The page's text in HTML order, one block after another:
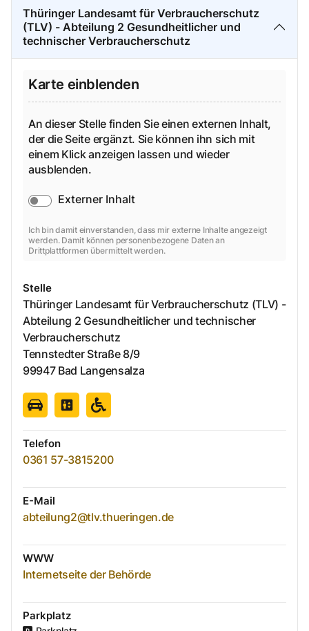
Thüringer Landesamt für Verbraucherschutz
(TLV) - Abteilung 2 Gesundheitlicher und
technischer Verbraucherschutz
Karte einblenden
An dieser Stelle finden Sie einen externen Inhalt,
der die Seite ergänzt. Sie können ihn sich mit
einem Klick anzeigen lassen und wieder
ausblenden.
Externer Inhalt
Ich bin damit einverstanden, dass mir externe Inhalte angezeigt
werden. Damit können personenbezogene Daten an
Drittplattformen übermittelt werden.
Stelle
Thüringer Landesamt für Verbraucherschutz (TLV) -
Abteilung 2 Gesundheitlicher und technischer
Verbraucherschutz
Tennstedter Straße 8/9
99947 Bad Langensalza
Telefon
0361 57-3815200
E-Mail
abteilung2@tlv.thueringen.de
WWW
Internetseite der Behörde
Parkplatz